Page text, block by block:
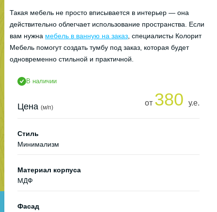
Такая мебель не просто вписывается в интерьер — она
действительно облегчает использование пространства. Если
вам нужна мебель в ванную на заказ, специалисты Колорит
Мебель помогут создать тумбу под заказ, которая будет
одновременно стильной и практичной.
В наличии
Цена (м/п)
от 380 у.е.
Стиль
Минимализм
Материал корпуса
МДФ
Фасад